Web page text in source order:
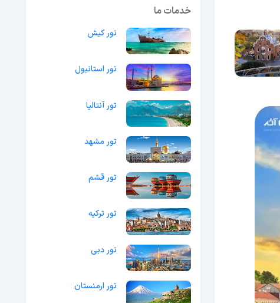
خدمات ما
تور کیش
تور استانبول
تور آنتالیا
تور مشهد
تور قشم
تور ترکیه
تور دبی
تور ارمنستان